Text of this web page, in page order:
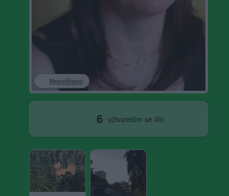
Neověřeno
6 uživatelům se líbí